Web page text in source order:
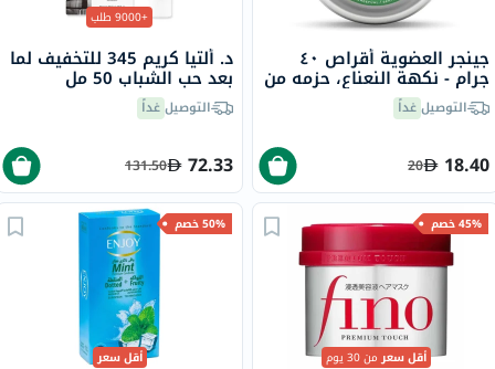
جينجر العضوية أقراص ٤٠
جرام - نكهة النعناع، حزمه من
٣٤ قرصالتوصيلغداً
18.40
20
+9000 طلب
د. ألتيا كريم 345 للتخفيف لما
بعد حب الشباب 50 مل
التوصيلغداً
72.33
131.50
45% خصم
أقل سعرمن 30 يوم
50% خصم
أقل سعر